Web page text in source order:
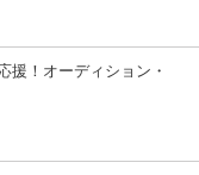
援！オーディション・